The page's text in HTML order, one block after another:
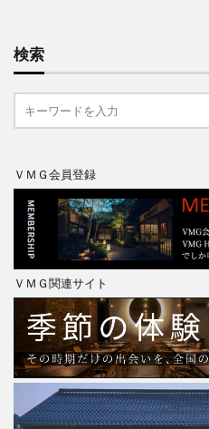
検索
ＶＭＧ会員登録
ＶＭＧ関連サイト